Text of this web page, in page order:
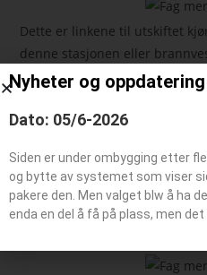
Dette er linkene til utskiftet
denne stasjonen eller
Feie-/tilsynsbil,
Båt typer
Beredskaps kjøretøy
Nyheter og oppdatering
Dato: 05/6-2026
Siden er under ombygging etter
og bytte av systemet som viser
pakere den. Men valget blw å ha
enda en del å få på plass, men det